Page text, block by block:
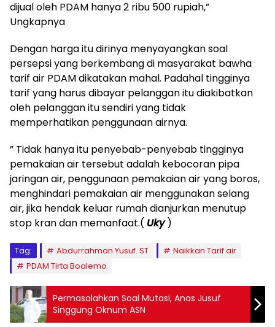
dijual oleh PDAM hanya 2 ribu 500 rupiah,”
Ungkapnya
Dengan harga itu dirinya menyayangkan soal
persepsi yang berkembang di masyarakat bawha
tarif air PDAM dikatakan mahal. Padahal tingginya
tarif yang harus dibayar pelanggan itu diakibatkan
oleh pelanggan itu sendiri yang tidak
memperhatikan penggunaan airnya.
” Tidak hanya itu penyebab-penyebab tingginya
pemakaian air tersebut adalah kebocoran pipa
jaringan air, penggunaan pemakaian air yang boros,
menghindari pemakaian air menggunakan selang
air, jika hendak keluar rumah dianjurkan menutup
stop kran dan memanfaat.( Uky)
Tag: Abdurrahman Yusuf. ST
Naikkan Tarif air
PDAM Tirta Boalemo
Permasalahkan Soal Mutasi, Anas Jusuf
Singgung Oknum ASN